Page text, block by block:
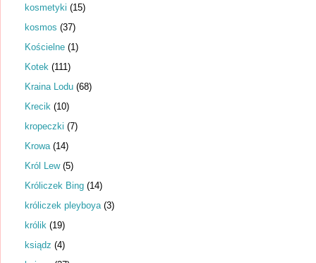
kosmetyki (15)
kosmos (37)
Kościelne (1)
Kotek (111)
Kraina Lodu (68)
Krecik (10)
kropeczki (7)
Krowa (14)
Król Lew (5)
Króliczek Bing (14)
króliczek pleyboya (3)
królik (19)
ksiądz (4)